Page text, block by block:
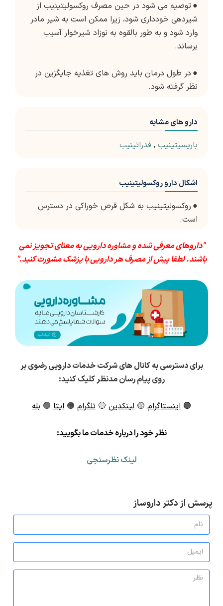
●توصیه می شود در حین مصرف روکسولیتینیب از
شیردهی خودداری شود، زیرا ممکن است به شیر مادر
وارد شود و به طور بالقوه به نوزاد شیرخوار آسیب
برساند.
● در طول درمان باید روش های تغذیه جایگزین در
نظر گرفته شود.
دارو های مشابه
باریسیتینیب , فدراتینیب
اشکال دارو روکسولیتینیب
● روکسولیتینیب به شکل قرص خوراکی در دسترس
است.
"داروهای معرفی شده و مشاوره دارویی به معنای تجویز نمی
باشند. لطفا پیش از مصرف هر دارویی با پزشک مشورت کنید."
برای دسترسی به کانال های شرکت خدمات دارویی رضوی بر
روی پیام رسان مدنظر کلیک کنید:
🟣 اینستاگرام 🟡 لینکدین 🔵 تلگرام 🟠 ایتا 🟢 بله
نظر خود را درباره خدمات ما بگویید:
لینک نظرسنجی
پرسش از دکتر داروساز